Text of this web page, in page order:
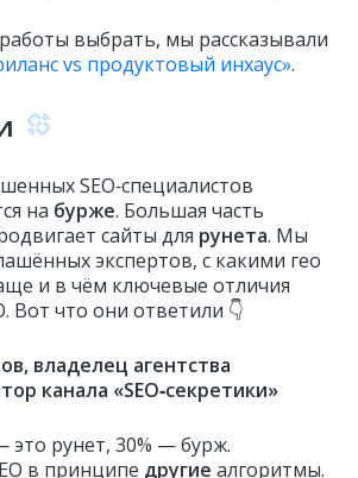
выбрать, мы рассказывали
vs продуктовый инхаус».
SEO‑специалистов
на бурже. Большая часть
сайты для рунета. Мы
экспертов, с какими гео
и в чём ключевые отличия
Вот что они ответили 👇
владелец агентства
канала «SEO‑секретики»
это рунет, 30% — бурж.
в принципе другие алгоритмы.